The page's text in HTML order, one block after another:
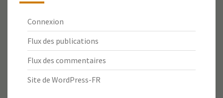
Connexion
Flux des publications
Flux des commentaires
Site de WordPress-FR